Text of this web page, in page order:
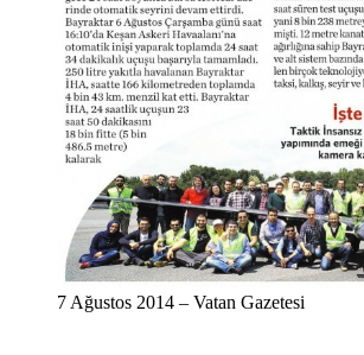
7 Ağustos 2014 – Vatan Gazetesi